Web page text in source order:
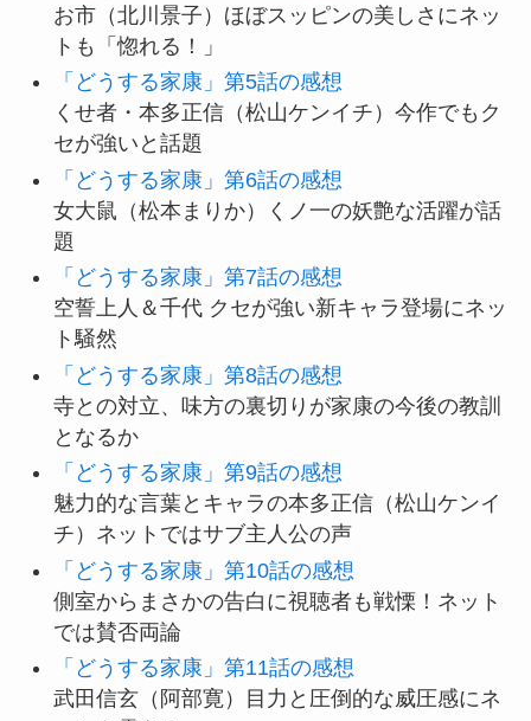
お市（北川景子）ほぼスッピンの美しさにネッ
トも「惚れる！」
「どうする家康」第5話の感想
くせ者・本多正信（松山ケンイチ）今作でもク
セが強いと話題
「どうする家康」第6話の感想
女大鼠（松本まりか）くノ一の妖艶な活躍が話
題
「どうする家康」第7話の感想
空誓上人＆千代 クセが強い新キャラ登場にネッ
ト騒然
「どうする家康」第8話の感想
寺との対立、味方の裏切りが家康の今後の教訓
となるか
「どうする家康」第9話の感想
魅力的な言葉とキャラの本多正信（松山ケンイ
チ）ネットではサブ主人公の声
「どうする家康」第10話の感想
側室からまさかの告白に視聴者も戦慄！ネット
では賛否両論
「どうする家康」第11話の感想
武田信玄（阿部寛）目力と圧倒的な威圧感にネ